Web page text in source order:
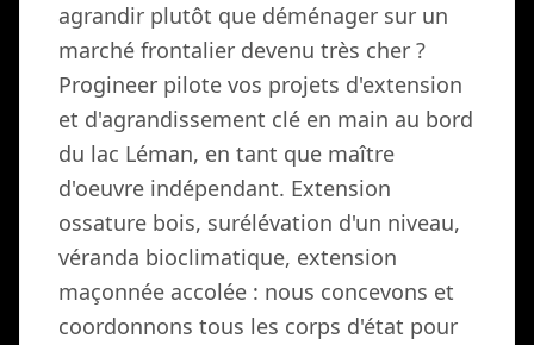
agrandir plutôt que déménager sur un
marché frontalier devenu très cher ?
Progineer pilote vos projets d'extension
et d'agrandissement clé en main au bord
du lac Léman, en tant que maître
d'oeuvre indépendant. Extension
ossature bois, surélévation d'un niveau,
véranda bioclimatique, extension
maçonnée accolée : nous concevons et
coordonnons tous les corps d'état pour